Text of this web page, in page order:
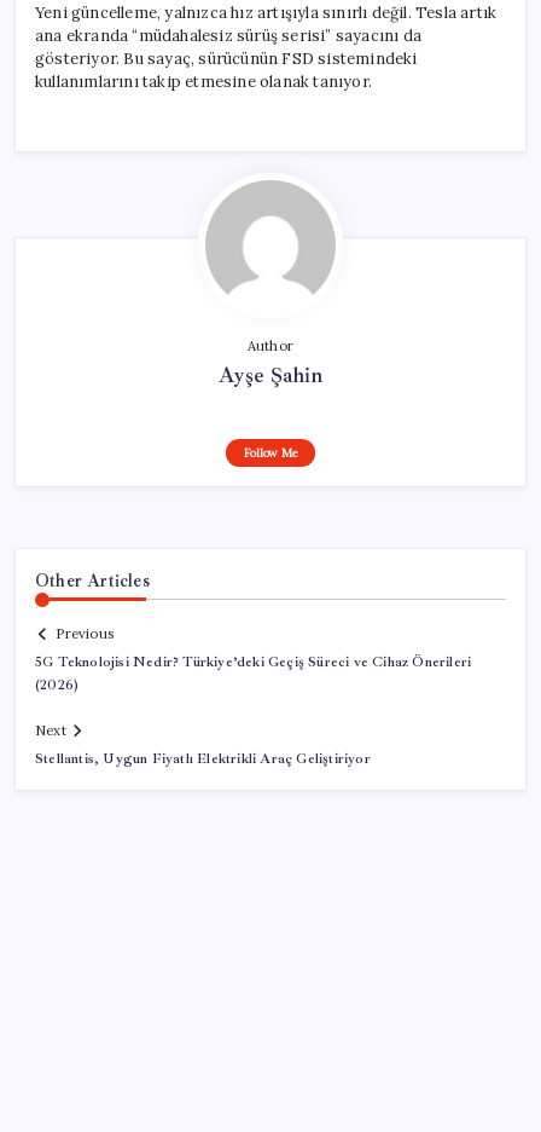
Yeni güncelleme, yalnızca hız artışıyla sınırlı değil. Tesla artık
ana ekranda “müdahalesiz sürüş serisi” sayacını da
gösteriyor. Bu sayaç, sürücünün FSD sistemindeki
kullanımlarını takip etmesine olanak tanıyor.
Author
Ayşe Şahin
Follow Me
Other Articles
Previous
5G Teknolojisi Nedir? Türkiye’deki Geçiş Süreci ve Cihaz Önerileri
(2026)
Next
Stellantis, Uygun Fiyatlı Elektrikli Araç Geliştiriyor